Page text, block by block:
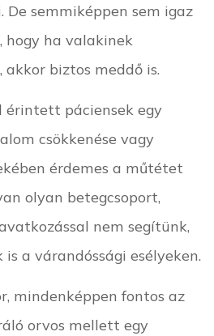
semmiképpen sem igaz
hogy ha valakinek
biztos meddő is.
érintett páciensek egy
csökkenése vagy
érdemes a műtétet
olyan betegcsoport,
nem segítünk,
a várandóssági esélyeken.
mindenképpen fontos az
orvos mellett egy